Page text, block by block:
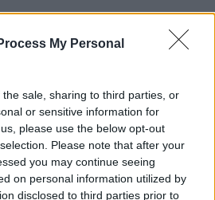
My Personal
sale, sharing to third parties, or
or sensitive information for
please use the below opt-out
Please note that after your
you may continue seeing
on personal information utilized by
disclosed to third parties prior to
2η
και